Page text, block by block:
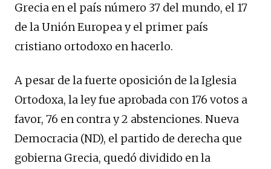
Grecia en el país número 37 del mundo, el 17
de la Unión Europea y el primer país
cristiano ortodoxo en hacerlo.
A pesar de la fuerte oposición de la Iglesia
Ortodoxa, la ley fue aprobada con 176 votos a
favor, 76 en contra y 2 abstenciones. Nueva
Democracia (ND), el partido de derecha que
gobierna Grecia, quedó dividido en la